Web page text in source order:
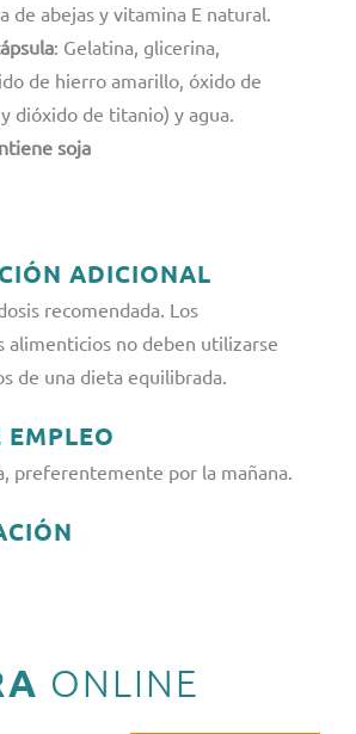
de abejas y vitamina E natural.
: Gelatina, glicerina,
de hierro amarillo, óxido de
dióxido de titanio) y agua.
soja
ADICIONAL
recomendada. Los
alimenticios no deben utilizarse
de una dieta equilibrada.
preferentemente por la mañana.
ONLINE